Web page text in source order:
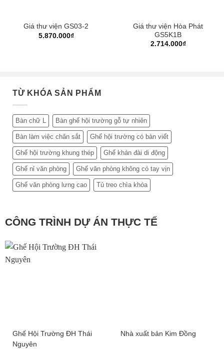
Giá thư viện GS03-2
5.870.000₫
Giá thư viện Hòa Phát
GS5K1B
2.714.000₫
TỪ KHÓA SẢN PHẨM
Bàn chữ L Bàn ghế hội trường gỗ tự nhiên
Bàn làm việc chân sắt Ghế hội trường có bàn viết
Ghế hội trường khung thép Ghế khán đài di động
Ghế nỉ văn phòng Ghế văn phòng không có tay vịn
Ghế văn phòng lưng cao Tủ treo chìa khóa
CÔNG TRÌNH DỰ ÁN THỰC TẾ
Ghế Hội Trường ĐH Thái
Nguyên
Nhà xuất bản Kim Đồng